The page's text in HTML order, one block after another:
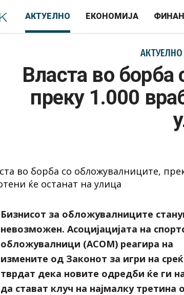
АКТУЕЛНО ЕКОНОМИЈА
АКТУЕЛНО
Власта во
преку 1.000
Бизнисот за обложувалниците
невозможен. Асоцијацијата на
обложувалници (АСОМ) реагира на
измените од Законот за игри на
тврдат дека новите одредби ќе ги
да стават клуч на најмалку третина